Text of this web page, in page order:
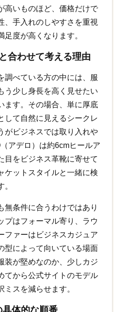
高いものほど、価格だけで
、手入れのしやすさを重視
足度が高くなります。
合わせて考える理由
調べている方の中には、服
う少し身長を高く見せたい
ます。その場合、単に厚底
して自然に見えるシークレ
がビジネスでは取り入れや
アデロ）は約6cmヒールア
目をビジネス革靴に寄せて
ケットスタイルと一緒に検
無条件に合うわけではあり
プはフォーマル寄り、ラウ
ファーはビジネスカジュア
型によって向いている場面
装が堅めなのか、少しカジ
てから公式サイトのモデル
スを減らせます。
体的な順番